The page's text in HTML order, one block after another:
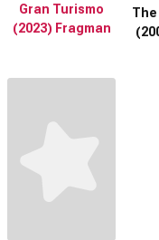
Gran Turismo
(2023) Fragman